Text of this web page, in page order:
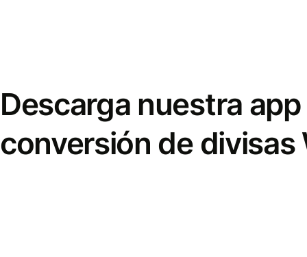
Descarga nuestra
conversión de divisas